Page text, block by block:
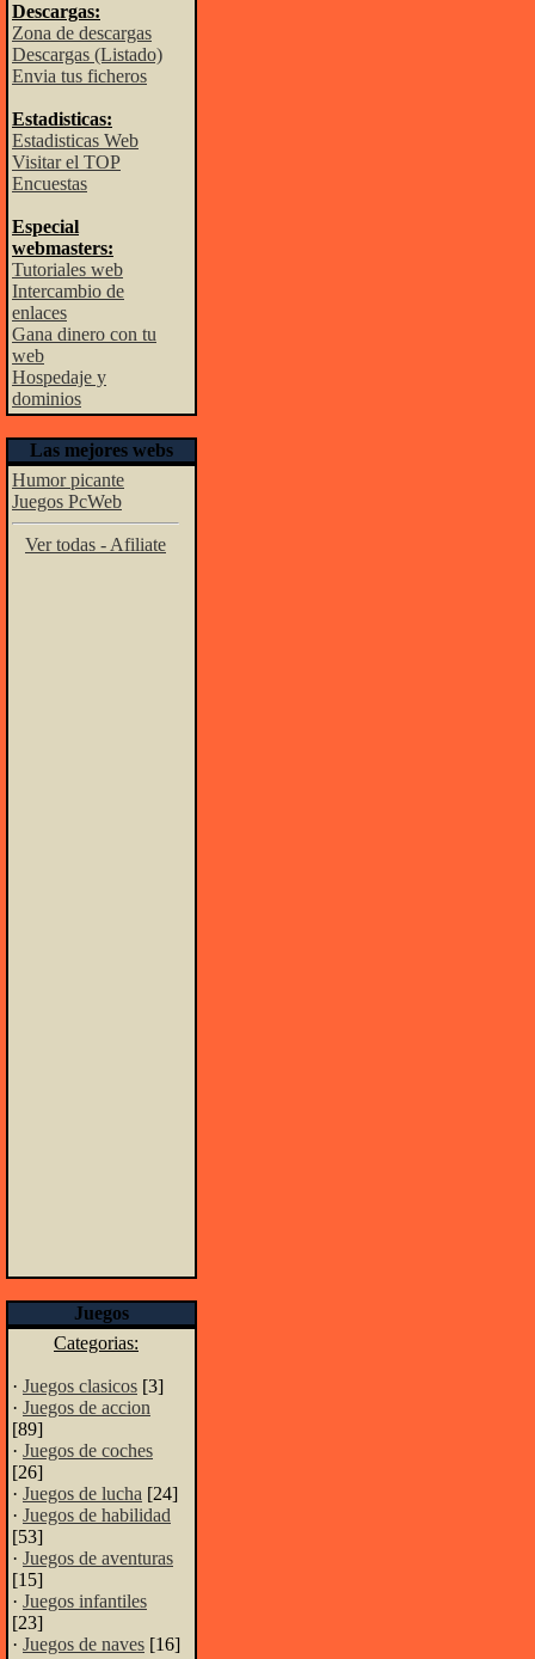
Descargas:
Zona de descargas
Descargas (Listado)
Envia tus ficheros
Estadisticas:
Estadisticas Web
Visitar el TOP
Encuestas
Especial
webmasters:
Tutoriales web
Intercambio de
enlaces
Gana dinero con tu
web
Hospedaje y
dominios
Las mejores webs
Humor picante
Juegos PcWeb
Ver todas - Afiliate
Juegos
Categorias:
· Juegos clasicos [3]
· Juegos de accion
[89]
· Juegos de coches
[26]
· Juegos de lucha [24]
· Juegos de habilidad
[53]
· Juegos de aventuras
[15]
· Juegos infantiles
[23]
· Juegos de naves [16]